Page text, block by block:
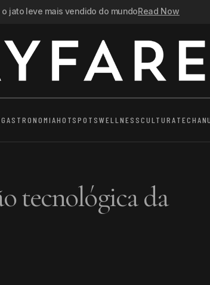
o jato leve mais vendido do mundoRead Now
GASTRONOMIAHOTSPOTSWELLNESSCULTURATECH
tecnológica da